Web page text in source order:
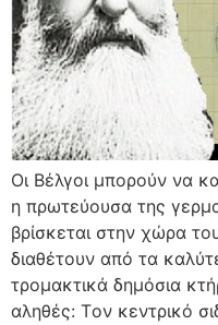
Οι Βέλγοι μπορούν να
η πρωτεύουσα της
βρίσκεται στην χώρα
διαθέτουν από τα
τρομακτικά δημόσια
αληθές: Tον κεντρικό